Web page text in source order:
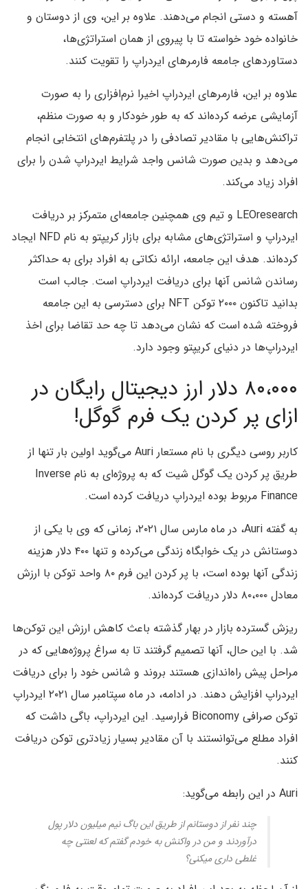
آهسته و دستی انجام می‌دهند. علاوه بر این، وی از دوستان و
خانواده خود خواسته تا با پیروی از همان استراتژی‌ها،
دستاوردهای جامعه فارمرهای ایردراپ را تقویت کنند.
علاوه بر این، فارمرهای ایردراپ اخیرا نرم‌افزاری را به صورت
آزمایشی عرضه کرده‌اند که به طور خودکار و به صورت منظم،
تراکنش‌هایی با مقادیر تصادفی را در پلتفرم‌های انتخابی انجام
می‌دهد و بدین صورت شانس واجد شرایط ایردراپ شدن را برای
افراد زیاد می‌کند.
LEOresearch و تیم وی همچنین جامعه‌ای متمرکز بر دریافت
ایردراپ و استراتژی‌های مشابه برای بازار کریپتو به نام NFD ایجاد
کرده‌اند. هدف این جامعه، ارائه نکاتی به افراد برای به حداکثر
رساندن شانس آنها برای دریافت ایردراپ است. جالب است
بدانید تاکنون ۲۰۰۰ توکن NFT برای دسترسی به این جامعه
فروخته شده است که نشان می‌دهد تا چه حد تقاضا برای اخذ
ایردراپ‌ها در دنیای کریپتو وجود دارد.
۸۰،۰۰۰ دلار ارز دیجیتال رایگان در
ازای پر کردن یک فرم گوگل!
کاربر روسی دیگری با نام مستعار Auri می‌گوید اولین بار تنها از
طریق پر کردن یک گوگل شیت که به پروژه‌ای به نام Inverse
Finance مربوط بوده ایردراپ دریافت کرده است.
به گفته Auri، در ماه مارس سال ۲۰۲۱، زمانی که وی با یکی از
دوستانش در یک خوابگاه زندگی می‌کرده و تنها ۴۰۰ دلار هزینه
زندگی آنها بوده است، با پر کردن این فرم ۸۰ واحد توکن با ارزش
معادل ۸۰،۰۰۰ دلار دریافت کرده‌اند.
ریزش گسترده‌ بازار در بهار گذشته باعث کاهش ارزش این توکن‌ها
شد. با این حال، آنها تصمیم گرفتند تا به سراغ پروژه‌هایی که در
مراحل پیش راه‌اندازی هستند بروند و شانس خود را برای دریافت
ایردراپ افزایش دهند. در ادامه، در ماه سپتامبر سال ۲۰۲۱ ایردراپ
توکن صرافی Biconomy فرارسید. این ایردراپ، باگی داشت که
افراد مطلع می‌توانستند با آن مقادیر بسیار زیادتری توکن دریافت
کنند.
Auri در این رابطه می‌گوید:
چند نفر از دوستانم از طریق این باگ نیم میلیون دلار پول
درآوردند و من در واکنش به خودم گفتم که لعنتی چه
غلطی داری میکنی؟